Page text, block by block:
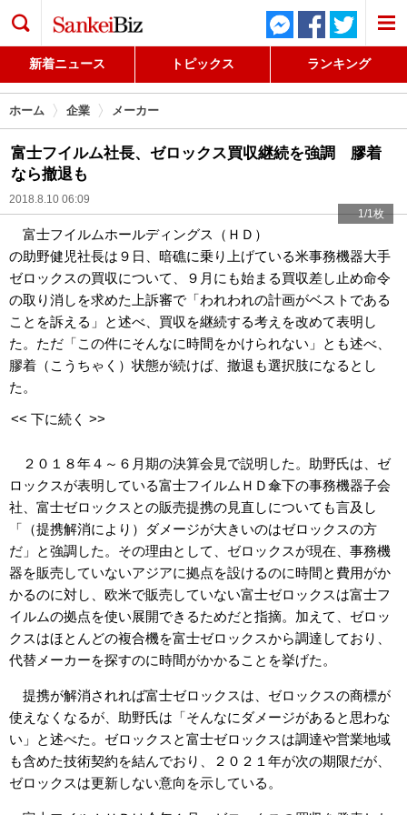
新着ニュース トピックス ランキング
ホーム 企業 メーカー
富士フイルム社長、ゼロックス買収継続を強調 膠着
なら撤退も
2018.8.10 06:09
1/1枚
富士フイルムホールディングス（ＨＤ）
の助野健児社長は９日、暗礁に乗り上げている米事務機器大手
ゼロックスの買収について、９月にも始まる買収差し止め命令
の取り消しを求めた上訴審で「われわれの計画がベストである
ことを訴える」と述べ、買収を継続する考えを改めて表明し
た。ただ「この件にそんなに時間をかけられない」とも述べ、
膠着（こうちゃく）状態が続けば、撤退も選択肢になるとし
た。
<< 下に続く >>
２０１８年４～６月期の決算会見で説明した。助野氏は、ゼ
ロックスが表明している富士フイルムＨＤ傘下の事務機器子会
社、富士ゼロックスとの販売提携の見直しについても言及し
「（提携解消により）ダメージが大きいのはゼロックスの方
だ」と強調した。その理由として、ゼロックスが現在、事務機
器を販売していないアジアに拠点を設けるのに時間と費用がか
かるのに対し、欧米で販売していない富士ゼロックスは富士フ
イルムの拠点を使い展開できるためだと指摘。加えて、ゼロッ
クスはほとんどの複合機を富士ゼロックスから調達しており、
代替メーカーを探すのに時間がかかることを挙げた。
提携が解消されれば富士ゼロックスは、ゼロックスの商標が
使えなくなるが、助野氏は「そんなにダメージがあると思わな
い」と述べた。ゼロックスと富士ゼロックスは調達や営業地域
も含めた技術契約を結んでおり、２０２１年が次の期限だが、
ゼロックスは更新しない意向を示している。